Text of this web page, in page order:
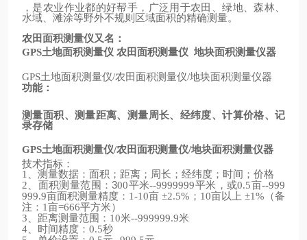
，是农业作业都的好帮手，广泛用于农田、绿地、森林、
水域、滩涂等野外不规则区域面积的精确测量。
农田面积测量仪又名：
GPS土地面积测量仪 农田面积测量仪 地块面积测量仪器
GPS土地面积测量仪/农田面积测量仪/地块面积测量仪器
功能：
测量面积、测量距离、测量周长、经纬度、计算价格、记
录存储
GPS土地面积测量仪/农田面积测量仪/地块面积测量仪器
技术指标：
1 、测量数据：面积；距离；周长；经纬度；时间；价格
2 、面积测量范围：300平米--9999999平米，或0.5亩--999
999.9亩面积测量精度： 1-10亩 ±2.5% ； 10亩以上 ±1% （备
注： 1亩=666平方米）
3 、距离测量范围： 10米--999999.9米
4 、时间精度： 0.5秒